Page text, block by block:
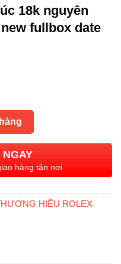
18k nguyên
fullbox date
Ceramic, Vàng hồng đúc
hàng tận nơi
HIỆU ROLEX